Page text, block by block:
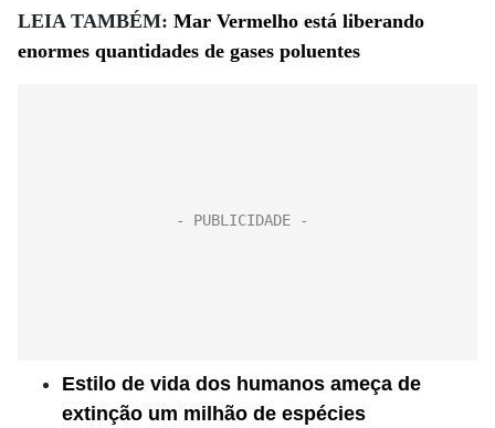
LEIA TAMBÉM: Mar Vermelho está liberando
enormes quantidades de gases poluentes
Estilo de vida dos humanos ameça de
extinção um milhão de espécies